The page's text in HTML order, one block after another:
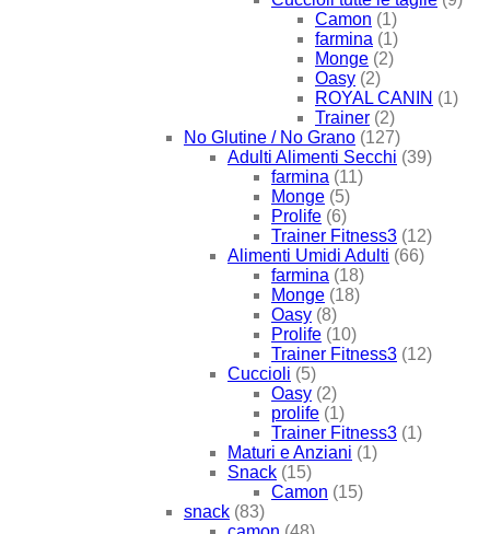
Camon (1)
farmina (1)
Monge (2)
Oasy (2)
ROYAL CANIN (1)
Trainer (2)
No Glutine / No Grano (127)
Adulti Alimenti Secchi (39)
farmina (11)
Monge (5)
Prolife (6)
Trainer Fitness3 (12)
Alimenti Umidi Adulti (66)
farmina (18)
Monge (18)
Oasy (8)
Prolife (10)
Trainer Fitness3 (12)
Cuccioli (5)
Oasy (2)
prolife (1)
Trainer Fitness3 (1)
Maturi e Anziani (1)
Snack (15)
Camon (15)
snack (83)